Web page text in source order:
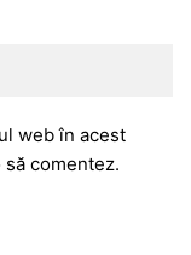
web în acest
comentez.